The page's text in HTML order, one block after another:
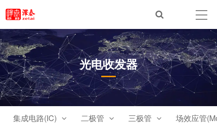
光电收发器
集成电路(IC) 二极管 三极管 场效应管